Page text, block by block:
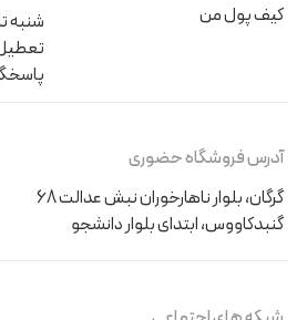
کیف پول من
شنبه
آدرس فروشگاه حضوری
گرگان، بلوار ناهارخوران نبش عدالت 68
گنبدکاووس، ابتدای بلوار دانشجو